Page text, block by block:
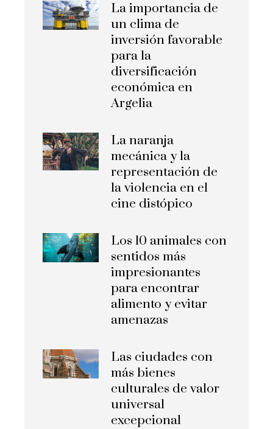
La importancia de
un clima de
inversión favorable
para la
diversificación
económica en
Argelia
La naranja
mecánica y la
representación de
la violencia en el
cine distópico
Los 10 animales con
sentidos más
impresionantes
para encontrar
alimento y evitar
amenazas
Las ciudades con
más bienes
culturales de valor
universal
excepcional